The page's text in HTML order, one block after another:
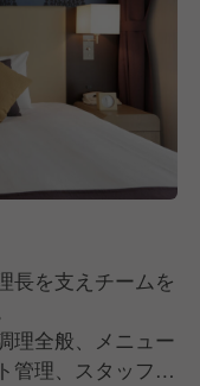
長を支えチームを
理全般、メニュー
管理、スタッフ育